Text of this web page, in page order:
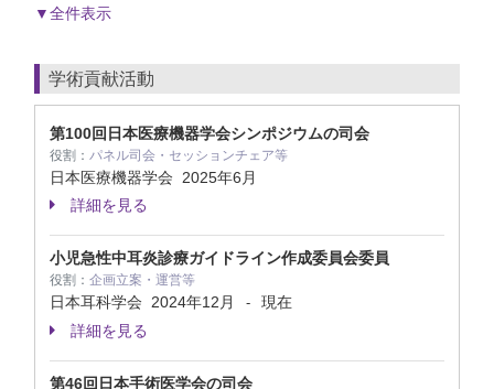
▼全件表示
学術貢献活動
第100回日本医療機器学会シンポジウムの司会
役割： パネル司会・セッションチェア等
日本医療機器学会 2025年6月
詳細を見る
小児急性中耳炎診療ガイドライン作成委員会委員
役割： 企画立案・運営等
日本耳科学会 2024年12月 -
現在
詳細を見る
第46回日本手術医学会の司会